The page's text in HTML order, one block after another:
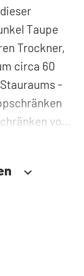
Taupe
Trockner,
circa 60
-
von
werden alle